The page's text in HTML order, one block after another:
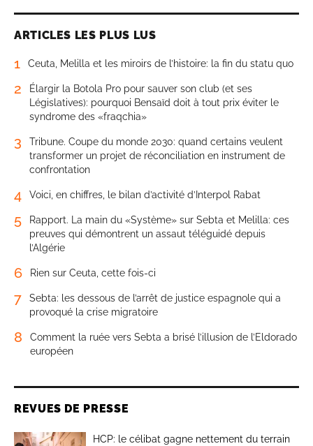
ARTICLES LES PLUS LUS
1 Ceuta, Melilla et les miroirs de l’histoire: la fin du statu quo
2
Élargir la Botola Pro pour sauver son club (et ses
Législatives): pourquoi Bensaïd doit à tout prix éviter le
syndrome des «fraqchia»
3
Tribune. Coupe du monde 2030: quand certains veulent
transformer un projet de réconciliation en instrument de
confrontation
4 Voici, en chiffres, le bilan d’activité d’Interpol Rabat
5
Rapport. La main du «Système» sur Sebta et Melilla: ces
preuves qui démontrent un assaut téléguidé depuis
l’Algérie
6 Rien sur Ceuta, cette fois-ci
7
Sebta: les dessous de l’arrêt de justice espagnole qui a
provoqué la crise migratoire
8
Comment la ruée vers Sebta a brisé l’illusion de l’Eldorado
européen
REVUES DE PRESSE
HCP: le célibat gagne nettement du terrain